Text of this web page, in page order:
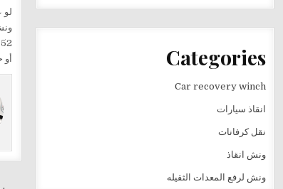
لو
Categories
Car recovery winch
انقاذ سيارات
نقل كرفانات
ونش انقاذ
ونش لرفع المعدات الثقيله